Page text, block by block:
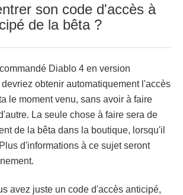
son code d'accès à
de la bêta ?
Diablo 4 en version
obtenir automatiquement l'accès
le moment venu, sans avoir à faire
La seule chose à faire sera de
de la bêta dans la boutique, lorsqu'il
d'informations à ce sujet seront
avez juste un code d'accès anticipé,